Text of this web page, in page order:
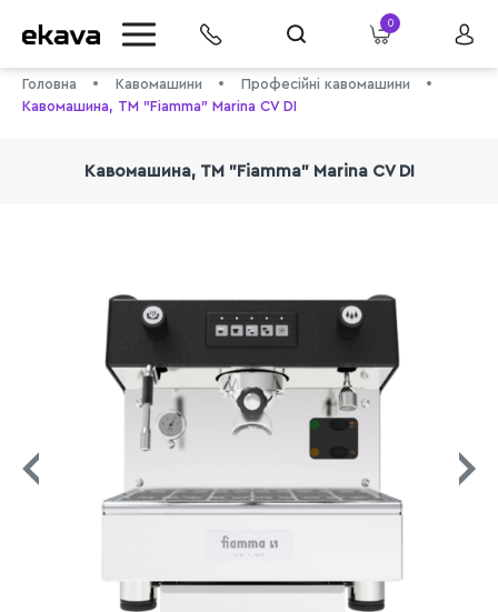
info@ekava.com.ua
0
Головна Кавомашини
Професійні кавомашини
Кавомашина, TM "Fiamma" Marina CV DI
Кавомашина, TM "Fiamma" Marina CV DI